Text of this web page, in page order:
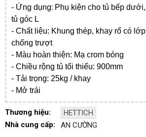
- Ứng dụng: Phụ kiện cho tủ bếp dưới,
tủ góc L
- Chất liệu: Khung thép, khay rổ có lớp
chống trượt
- Màu hoàn thiện: Mạ crom bóng
- Chiều rộng tủ tối thiểu: 900mm
- Tải trọng: 25kg / khay
- Mở trái
Thương hiệu:
HETTICH
Nhà cung cấp:
AN CƯỜNG